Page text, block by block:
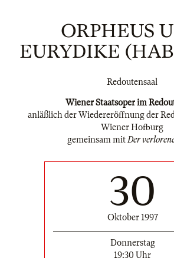
ORPHEUS
EURYDIKE
Redoutensaal
Wiener Staatsoper im
anläßlich der Wiedereröffnung der
Wiener Hofburg
gemeinsam mitDer
30
Oktober 1997
Donnerstag
19:30 Uhr